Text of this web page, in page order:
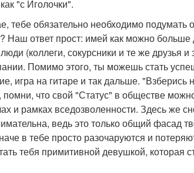
"с Иголочки".
тебе обязательно необходимо
Наш ответ прост: имей как можно больше
(коллеги, сокурсники и те же друзья
Помимо этого, ты можешь стать
игра на гитаре и так дальше.
помни, что свой "Статус" в обществе
и рамках вседозволенности. Здесь же
ведь это только общий фасад
в тебе просто разочаруются и
тебя примитивной девушкой, которая